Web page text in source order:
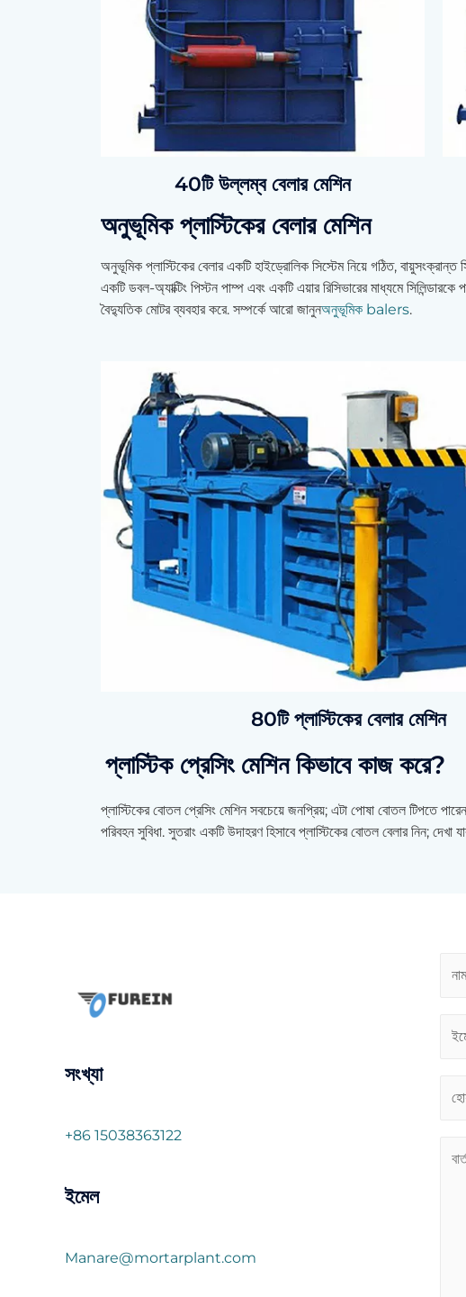
40টি উল্লম্ব বেলার মেশিন
অনুভূমিক প্লাস্টিকের বেলার মেশিন
অনুভূমিক প্লাস্টিকের বেলার একটি হাইড্রোলিক সিস্টেম নিয়ে গঠিত, বায়ুসংক্রান্ত
একটি ডবল-অ্যাক্টিং পিস্টন পাম্প এবং একটি এয়ার রিসিভারের মাধ্যমে
বৈদ্যুতিক মোটর ব্যবহার করে. সম্পর্কে আরো জানুনঅনুভূমিক balers.
80টি প্লাস্টিকের বেলার মেশিন
প্লাস্টিক প্রেসিং মেশিন কিভাবে কাজ করে?
প্লাস্টিকের বোতল প্রেসিং মেশিন সবচেয়ে জনপ্রিয়; এটা পোষা বোতল টিপতে
পরিবহন সুবিধা. সুতরাং একটি উদাহরণ হিসাবে প্লাস্টিকের বোতল বেলার নিন; দেখা
সংখ্যা
+86 15038363122
ইমেল
Manare@mortarplant.com